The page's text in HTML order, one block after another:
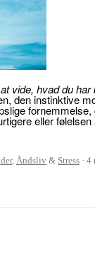
vide, hvad du
den instinktive
eller
, Åndsliv & Stress 4